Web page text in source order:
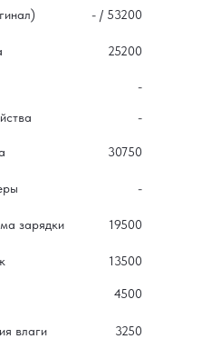
- / 53200
25200
-
-
30750
-
зарядки 19500
13500
4500
влаги 3250